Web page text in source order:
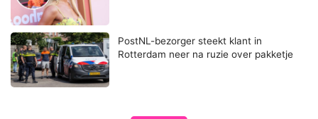
PostNL-bezorger steekt klant in
Rotterdam neer na ruzie over pakketje